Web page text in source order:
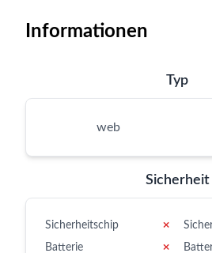
Informationen
Typ
web
Sicherheit
Sicherheitschip
✗
Batterie
✗